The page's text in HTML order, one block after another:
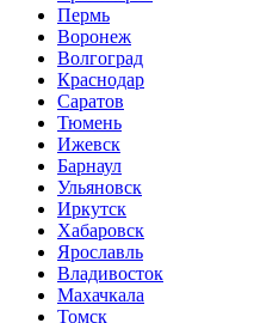
Пермь
Воронеж
Волгоград
Краснодар
Саратов
Тюмень
Ижевск
Барнаул
Ульяновск
Иркутск
Хабаровск
Ярославль
Владивосток
Махачкала
Томск